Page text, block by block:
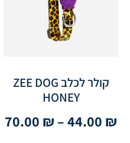
קולר לכלב ZEE DOG
HONEY
44.00 ₪
–
70.00 ₪